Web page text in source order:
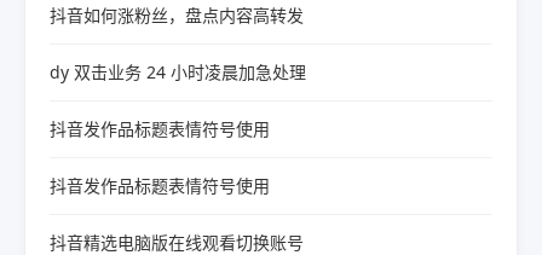
抖音如何涨粉丝，盘点内容高转发
dy 双击业务 24 小时凌晨加急处理
抖音发作品标题表情符号使用
抖音发作品标题表情符号使用
抖音精选电脑版在线观看切换账号